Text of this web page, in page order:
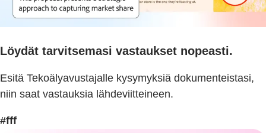
Löydät tarvitsemasi vastaukset nopeasti.
Esitä Tekoälyavustajalle kysymyksiä dokumenteistasi,
niin saat vastauksia lähdeviitteineen.
#fff